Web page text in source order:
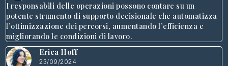
I responsabili delle operazioni possono contare su un
potente strumento di supporto decisionale che automatizza
l’ottimizzazione dei percorsi, aumentando l’efficienza e
migliorando le condizioni di lavoro.
Erica Hoff
23/09/2024